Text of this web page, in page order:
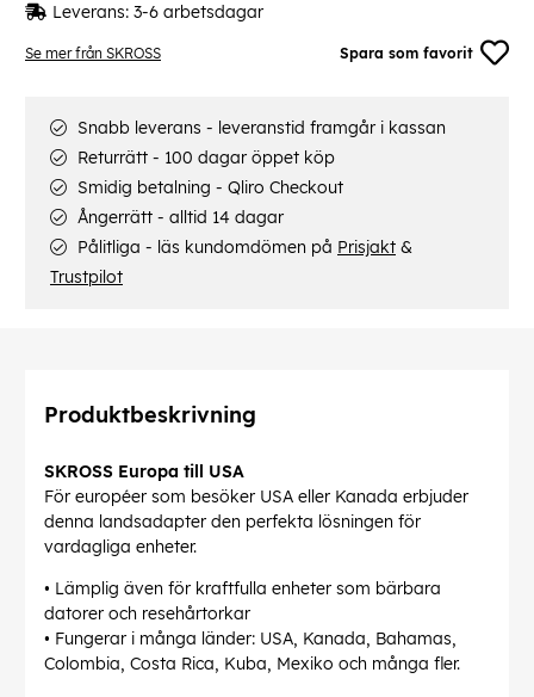
Se mer från SKROSS Spara som favorit
Leverans: 3-6 arbetsdagar
Snabb leverans - leveranstid framgår i kassan
Returrätt - 100 dagar öppet köp
Smidig betalning - Qliro Checkout
Ångerrätt - alltid 14 dagar
Pålitliga - läs kundomdömen på Prisjakt &
Trustpilot
Produktbeskrivning
SKROSS Europa till USA
För européer som besöker USA eller Kanada erbjuder
denna landsadapter den perfekta lösningen för
vardagliga enheter.
• Lämplig även för kraftfulla enheter som bärbara
datorer och resehårtorkar
• Fungerar i många länder: USA, Kanada, Bahamas,
Colombia, Costa Rica, Kuba, Mexiko och många fler.